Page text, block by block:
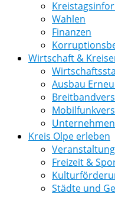
Wahlen
Finanzen
Wirtschaft &
Ausbau
Kreis Olpe erleben
Freizeit &
Städte und